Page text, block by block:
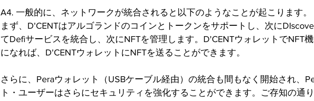
A4. 一般的に、ネットワークが統合されると以下のようなことが起こります。
まず、D'CENTはアルゴランドのコインとトークンをサポートし、次に
てDefiサービスを統合し、次にNFTを管理します。D'CENTウォレットでNFT
になれば、D'CENTウォレットにNFTを送ることができます。
さらに、Peraウォレット（USBケーブル経由）の統合も間もなく開始され、
ト・ユーザーはさらにセキュリティを強化することができます。ご存知の通